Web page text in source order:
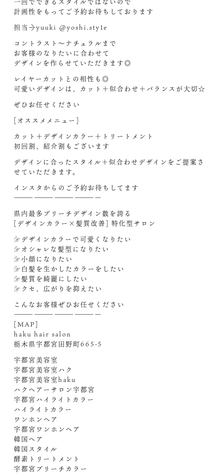
計画性をもってご予約お待ちしております
担当→yuuki @yoshi.sty1e
コントラスト〜ナチュラルまで
お客様のなりたいに合わせて
デザインを作らせていただきます◎
レイヤーカットとの相性も◎
可愛いデザインは、カット＋似合わせ＋バランスが大切☆
ぜひお任せください
[オススメメニュー]
カット＋デザインカラー＋トリートメント
初回割、紹介割もございます
デザインに合ったスタイル＋似合わせデザインをご提案さ
せていただきます。
インスタからのご予約お待ちしてます‍
—————————————
県内最多ブリーチデザイン数を誇る
[デザインカラー×髪質改善] 特化型サロン
☞デザインカラーで可愛くなりたい
☞オシャレな髪型になりたい
☞小顔になりたい
☞白髪を生かしたカラーをしたい
☞髪質を綺麗にしたい
☞クセ、広がりを抑えたい
こんなお客様ぜひお任せください‍
—————————————
[MAP]
haku hair salon
栃木県宇都宮田野町665-5
宇都宮美容室
宇都宮美容室ハク
宇都宮美容室haku
ハクヘアーサロン宇都宮
宇都宮ハイライトカラー
ハイライトカラー
ワンホンヘア
宇都宮ワンホンヘア
韓国ヘア
韓国スタイル
酵素トリートメント
宇都宮ブリーチカラー